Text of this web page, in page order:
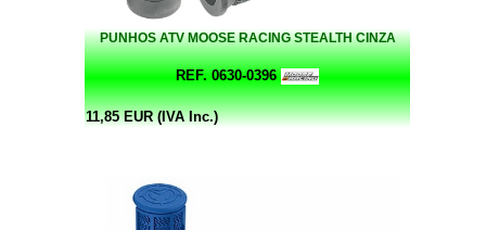
PUNHOS ATV MOOSE RACING STEALTH CINZA
REF. 0630-0396
11,85 EUR (IVA Inc.)